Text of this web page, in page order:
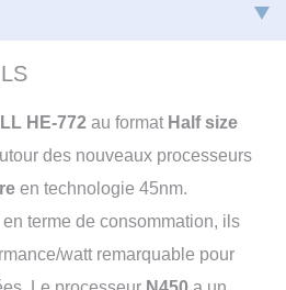
HE-772 au format Half size
des nouveaux processeurs
en technologie 45nm.
terme de consommation, ils
watt remarquable pour